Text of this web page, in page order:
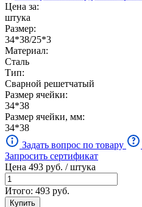
Цена за:
штука
Размер:
34*38/25*3
Материал:
Сталь
Тип:
Сварной решетчатый
Размер ячейки:
34*38
Размер ячейки, мм:
34*38
Задать вопрос по товару
Запросить сертификат
Цена 493 руб. / штука
Итого: 493 руб.
Купить